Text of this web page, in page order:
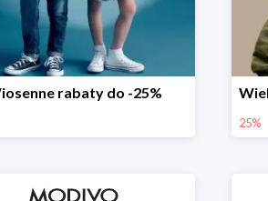
rabaty do -25%
25%